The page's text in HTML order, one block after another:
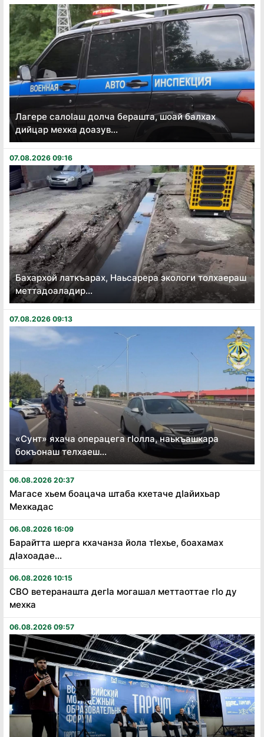
Лагере салоӏаш долча берашта, шоай балхах
дийцар мехка доазув...
07.08.2026 09:16
Бахархой латкъарах, Наьсарера экологи толхаераш
меттадоаладир...
07.08.2026 09:13
«Сунт» яхача операцега гӏолла, наькъашкара
бокъонаш телхаеш...
06.08.2026 20:37
Магасе хьем боацача штаба кхетаче дӏайихьар
Мехкадас
06.08.2026 16:09
Барайтта шерга кхачанза йола тӏехье, боахамах
дӏахоадае...
06.08.2026 10:15
СВО ветеранашта дегӏа могашал меттаоттае гӏо ду
мехка
06.08.2026 09:57